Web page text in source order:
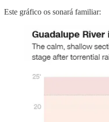
Este gráfico os sonará familiar: